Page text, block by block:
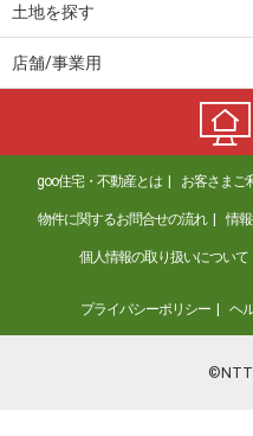
土地を探す
店舗/事業用
goo住宅・不動産とは お客さまご
物件に関するお問合せの流れ 情
個人情報の取り扱いについて
プライバシーポリシー ヘ
©NTT